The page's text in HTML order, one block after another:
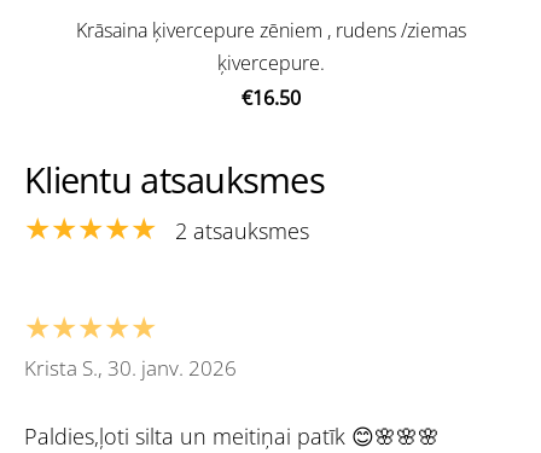
Krāsaina ķivercepure zēniem , rudens /ziemas
ķivercepure.
€16.50
Klientu atsauksmes
★★★★★ 2 atsauksmes
★★★★★
Krista S., 30. janv. 2026
Paldies,ļoti silta un meitiņai patīk 😊🌸🌸🌸